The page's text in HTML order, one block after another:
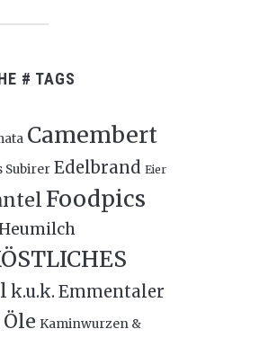
# TAGS
Camembert
Subirer Edelbrand Eier
Foodpics
k.u.k. Emmentaler
Kaminwurzen &